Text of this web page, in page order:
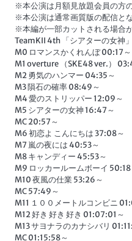
※本公演は月額見放題会員の方
※本公演は通常画質版の配信とな
※本編が一部カットされる場合
TeamKII 4th 「シアターの女神
M0 ロマンスかくれんぼ 00:17～
M1 overture （SKE48 ver.）
M2 勇気のハンマー 04:35～
M3 隕石の確率 08:49～
M4 愛のストリッパー 12:09～
M5 シアターの女神 16:47～
MC 20:57～
M6 初恋よ こんにちは 37:08～
M7 嵐の夜には 40:53～
M8 キャンディー 45:53～
M9 ロッカールームボーイ 50:18
M10 夜風の仕業 53:26～
MC 57:49～
M11 １００メートルコンビニ
M12 好き 好き 好き 01:07:01～
M13 サヨナラのカナシバリ
MC 01:15:58～